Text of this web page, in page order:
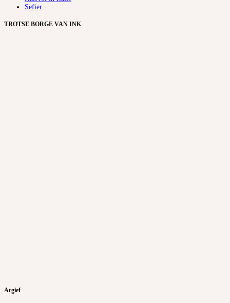
Sefier
TROTSE BORGE VAN INK
Argief